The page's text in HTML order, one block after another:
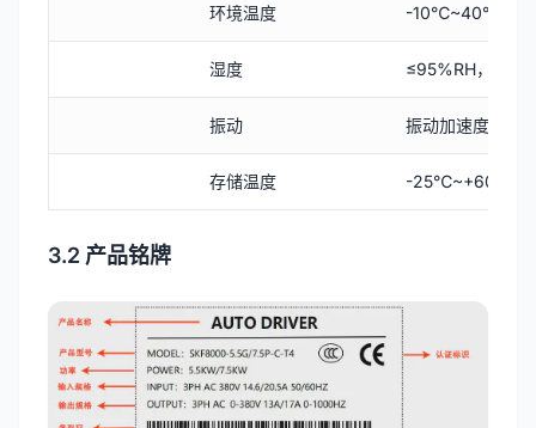
环境温度 -10℃~40℃，温
湿度 ≤95%RH，避免
振动 振动加速度小于
存储温度 -25℃~+60℃
3.2 产品铭牌